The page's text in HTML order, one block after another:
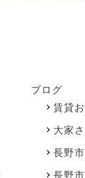
ブログ
賃貸
大家
長野
長野